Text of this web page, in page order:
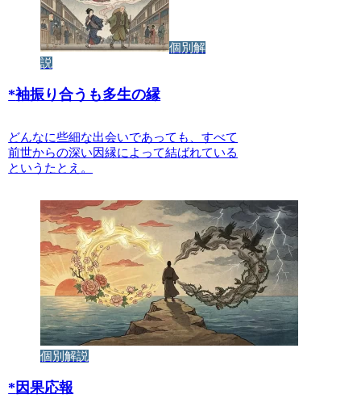
個別解
説
*袖振り合うも多生の縁
どんなに些細な出会いであっても、すべて
前世からの深い因縁によって結ばれている
というたとえ。
個別解説
* 因果応報